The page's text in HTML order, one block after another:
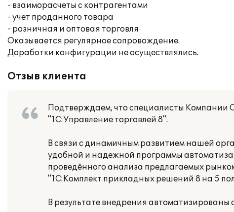
- взаиморасчеты с контрагентами
- учет проданного товара
- розничная и оптовая торговля
Оказывается регулярное сопровождение.
Доработки конфигурации не осуществлялись.
Отзыв клиента
Подтверждаем, что специалисты
"1С:Управление торговлей 8".
В связи с динамичным развитием нашей
удобной и надежной программы
проведённого анализа предлагаемых
"1С:Комплект прикладных решений 8 на 5
В результате внедрения автоматизированы